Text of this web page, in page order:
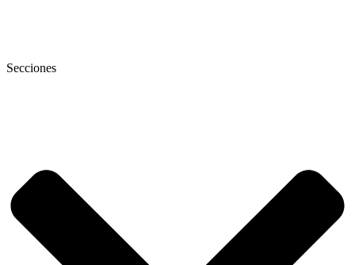
Secciones